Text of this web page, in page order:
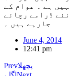
ہے ۔ عوام کے
ڈرامے رچائے
جارہے ہیں ۔
June 4, 2014
12:41 pm
Prevپچھلا